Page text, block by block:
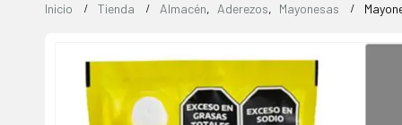
Inicio Tienda Almacén, Aderezos, Mayonesas